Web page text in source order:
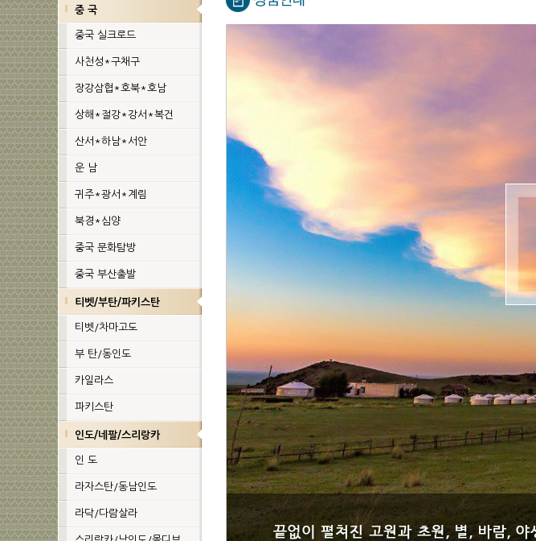
중 국
중국 실크로드
사천성*구채구
장강삼협*호북*호남
상해*절강*강서*복건
산서*하남*서안
운 남
귀주*광서*계림
북경*심양
중국 문화탐방
중국 부산출발
티벳/부탄/파키스탄
티벳/차마고도
부 탄/동인도
카일라스
파키스탄
인도/네팔/스리랑카
인 도
라자스탄/동남인도
라닥/다람살라